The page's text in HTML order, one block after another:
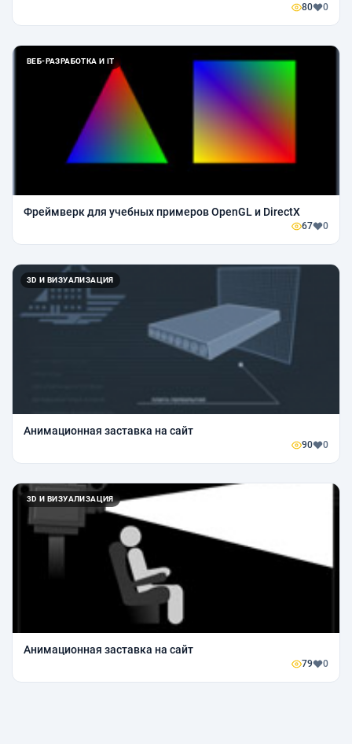
80 0
ВЕБ-РАЗРАБОТКА И IT
Фреймверк для учебных примеров OpenGL и DirectX
67 0
3D И ВИЗУАЛИЗАЦИЯ
Анимационная заставка на сайт
90 0
3D И ВИЗУАЛИЗАЦИЯ
Анимационная заставка на сайт
79 0